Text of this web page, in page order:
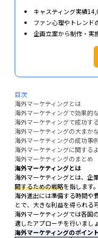
キャスティング実績
ファン心理やトレンド
企画立案から制作・実
目次
海外マーケティングとは
海外マーケティングで効果的
海外マーケティングで成功す
海外マーケティングの大まか
海外マーケティングの成功事例
海外マーケティングに関する
海外マーケティングのまとめ
海外マーケティングとは
海外マーケティングとは、企
開するための戦略を指します。
海外進出には準備する時間や
とで、大きな利益を得られる
海外マーケティングでは各国
適したアプローチを行いましょ
海外マーケティングのポイント